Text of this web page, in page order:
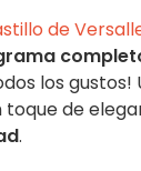
de
los gustos!
de
.